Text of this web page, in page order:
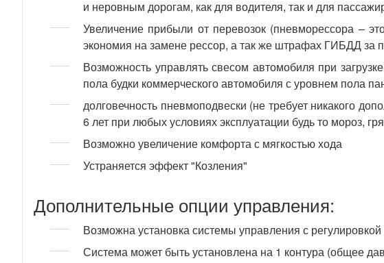
и неровным дорогам, как для водителя, так и для
Увеличение прибыли от перевозок (пневморессора –
экономия на замене рессор, а так же штрафах ГИБДД за
Возможность управлять свесом автомобиля при
пола будки коммерческого автомобиля с уровнем пола
долговечность пневмоподвески (не требует никакого
6 лет при любых условиях эксплуатации будь то мороз,
Возможно увеличение комфорта с мягкостью хода
Устраняется эффект "Козления"
Дополнительные опции управления:
Возможна установка системы управления с
Система может быть установлена на 1 контура (общее